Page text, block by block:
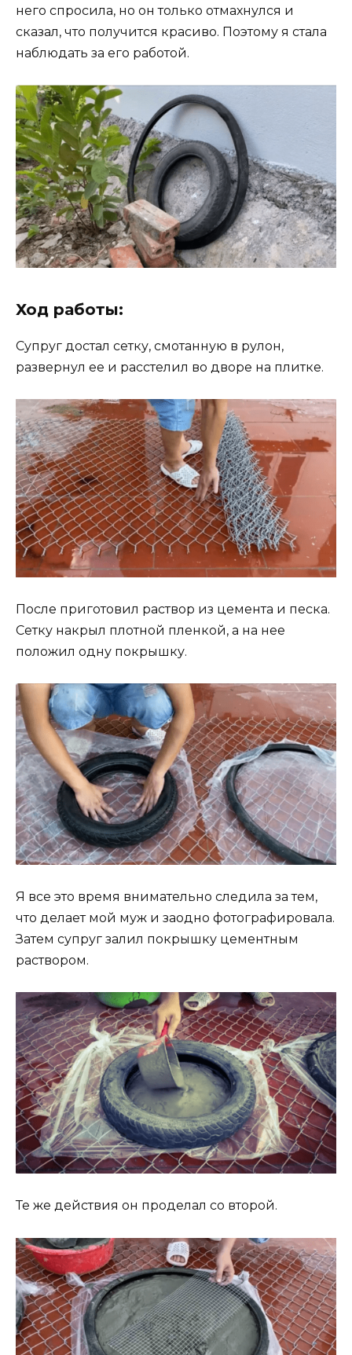
него спросила, но он только отмахнулся и
сказал, что получится красиво. Поэтому я стала
наблюдать за его работой.
Ход работы:
Супруг достал сетку, смотанную в рулон,
развернул ее и расстелил во дворе на плитке.
После приготовил раствор из цемента и песка.
Сетку накрыл плотной пленкой, а на нее
положил одну покрышку.
Я все это время внимательно следила за тем,
что делает мой муж и заодно фотографировала.
Затем супруг залил покрышку цементным
раствором.
Те же действия он проделал со второй.